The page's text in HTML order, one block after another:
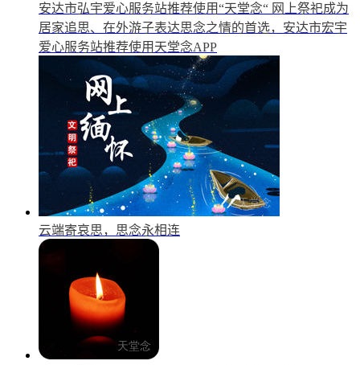
安达市弘宇爱心服务站推荐使用“天堂念“ 网上祭祀成为
居家追思、在外游子表达思念之情的首选，安达市宏宇
爱心服务站推荐使用天堂念APP
云端寄哀思，思念永相连